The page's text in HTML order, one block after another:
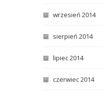
wrzesień 2014
sierpień 2014
lipiec 2014
czerwiec 2014